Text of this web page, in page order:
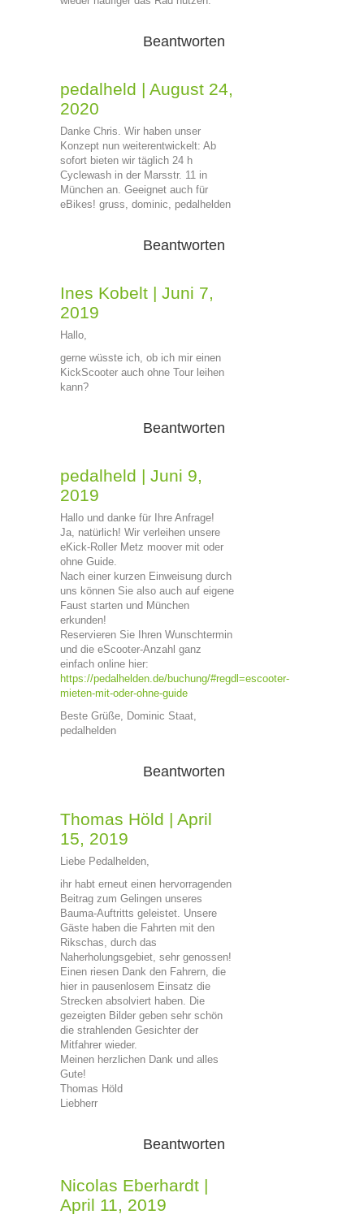
Beantworten
pedalheld | August 24,
2020
Danke Chris. Wir haben unser
Konzept nun weiterentwickelt: Ab
sofort bieten wir täglich 24 h
Cyclewash in der Marsstr. 11 in
München an. Geeignet auch für
eBikes! gruss, dominic, pedalhelden
Beantworten
Ines Kobelt | Juni 7,
2019
Hallo,
gerne wüsste ich, ob ich mir einen
KickScooter auch ohne Tour leihen
kann?
Beantworten
pedalheld | Juni 9,
2019
Hallo und danke für Ihre Anfrage!
Ja, natürlich! Wir verleihen unsere
eKick-Roller Metz moover mit oder
ohne Guide.
Nach einer kurzen Einweisung durch
uns können Sie also auch auf eigene
Faust starten und München
erkunden!
Reservieren Sie Ihren Wunschtermin
und die eScooter-Anzahl ganz
einfach online hier:
https://pedalhelden.de/buchung/#regdl=escooter-
mieten-mit-oder-ohne-guide
Beste Grüße, Dominic Staat,
pedalhelden
Beantworten
Thomas Höld | April
15, 2019
Liebe Pedalhelden,
ihr habt erneut einen hervorragenden
Beitrag zum Gelingen unseres
Bauma-Auftritts geleistet. Unsere
Gäste haben die Fahrten mit den
Rikschas, durch das
Naherholungsgebiet, sehr genossen!
Einen riesen Dank den Fahrern, die
hier in pausenlosem Einsatz die
Strecken absolviert haben. Die
gezeigten Bilder geben sehr schön
die strahlenden Gesichter der
Mitfahrer wieder.
Meinen herzlichen Dank und alles
Gute!
Thomas Höld
Liebherr
Beantworten
Nicolas Eberhardt |
April 11, 2019